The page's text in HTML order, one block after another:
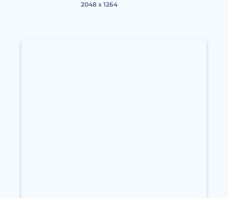
2048 x 1264